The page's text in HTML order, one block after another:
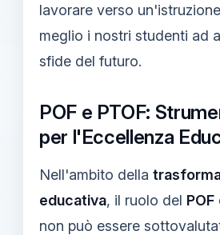
lavorare verso
meglio i nostri studenti ad
sfide del futuro.
POF e PTOF:
per l'Eccellenza
Nell'ambito della
educativa, il ruolo del POF
non può essere